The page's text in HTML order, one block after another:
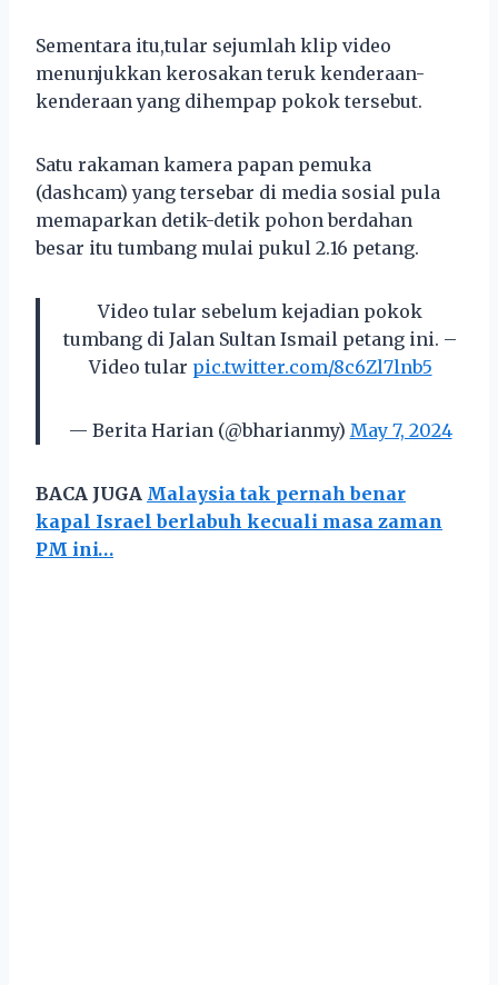
Sementara itu,tular sejumlah klip video
menunjukkan kerosakan teruk kenderaan-
kenderaan yang dihempap pokok tersebut.
Satu rakaman kamera papan pemuka
(dashcam) yang tersebar di media sosial pula
memaparkan detik-detik pohon berdahan
besar itu tumbang mulai pukul 2.16 petang.
Video tular sebelum kejadian pokok
tumbang di Jalan Sultan Ismail petang ini. –
Video tular pic.twitter.com/8c6Zl7lnb5
— Berita Harian (@bharianmy) May 7, 2024
BACA JUGA Malaysia tak pernah benar
kapal Israel berlabuh kecuali masa zaman
PM ini…